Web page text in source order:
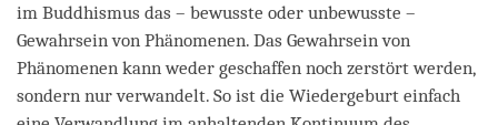
im Buddhismus das – bewusste oder unbewusste –
Gewahrsein von Phänomenen. Das Gewahrsein von
Phänomenen kann weder geschaffen noch zerstört werden,
sondern nur verwandelt. So ist die Wiedergeburt einfach